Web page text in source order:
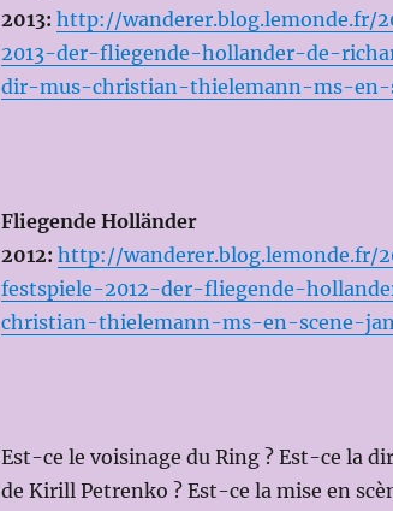
2013: http://wanderer.blog.lemonde.fr/
2013-der-fliegende-hollander-de-
dir-mus-christian-thielemann-ms-
Fliegende Holländer
2012: http://wanderer.blog.lemonde.fr/
festspiele-2012-der-fliegende-
christian-thielemann-ms-en-scene-
Est-ce le voisinage du Ring ? Est-ce la
de Kirill Petrenko ? Est-ce la mise en